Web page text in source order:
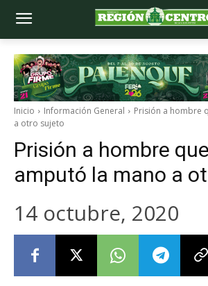
Inicio Información General
Prisión a hombre
a otro sujeto
Prisión a hombre
amputó la mano a
14 octubre, 2020